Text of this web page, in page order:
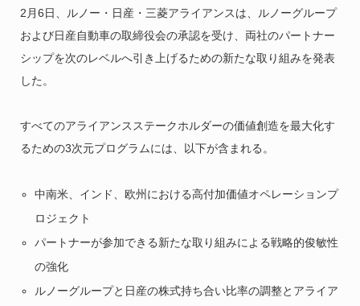
2月6日、ルノー・日産・三菱アライアンスは、ルノーグループ
および日産自動車の取締役会の承認を受け、両社のパートナー
シップを次のレベルへ引き上げるための新たな取り組みを発表
した。
すべてのアライアンスステークホルダーの価値創造を最大化す
るための3次元プログラムには、以下が含まれる。
中南米、インド、欧州における高付加価値オペレーションプ
ロジェクト
パートナーが参加できる新たな取り組みによる戦略的俊敏性
の強化
ルノーグループと日産の株式持ち合い比率の調整とアライア